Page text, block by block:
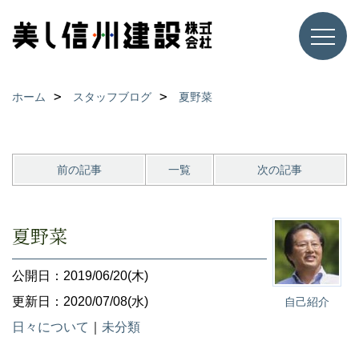
ホーム スタッフブログ 夏野菜
前の記事 一覧 次の記事
自己紹介
夏野菜
公開日：2019/06/20(木)
更新日：2020/07/08(水)
日々について
未分類